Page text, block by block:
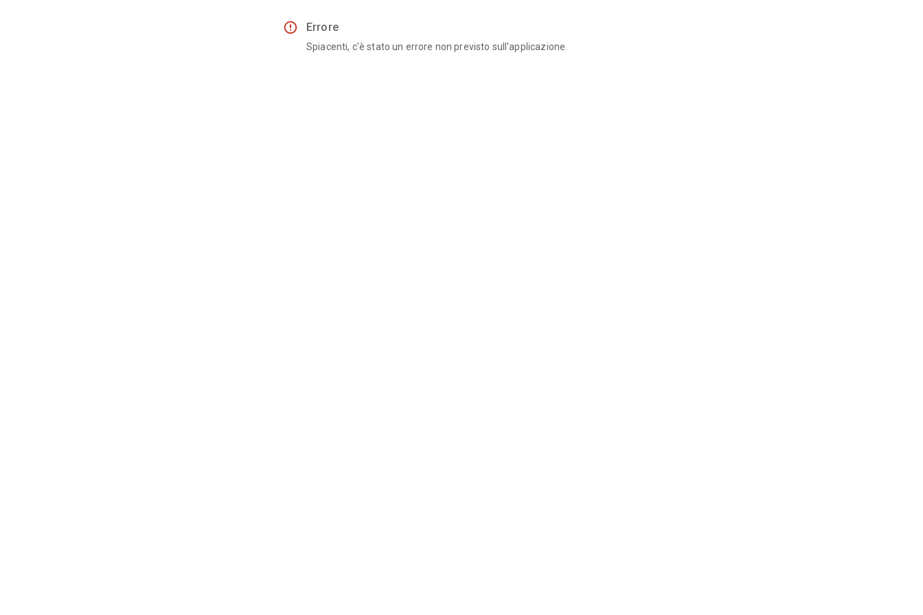
Errore
Spiacenti, c'è stato un errore non previsto sull'applicazione.